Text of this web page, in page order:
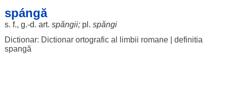
spángă
s. f., g.-d. art. spăngii;pl. spăngi
Dictionar: Dictionar ortografic al limbii romane| definitia
spangă